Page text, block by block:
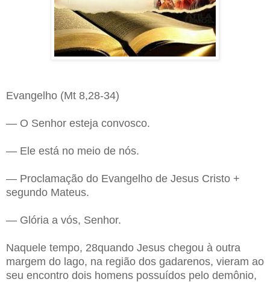
Evangelho (Mt 8,28-34)
— O Senhor esteja convosco.
— Ele está no meio de nós.
— Proclamação do Evangelho de Jesus Cristo +
segundo Mateus.
— Glória a vós, Senhor.
Naquele tempo, 28quando Jesus chegou à outra
margem do lago, na região dos gadarenos, vieram ao
seu encontro dois homens possuídos pelo demônio,